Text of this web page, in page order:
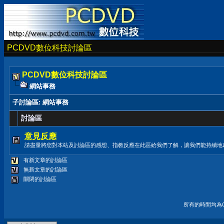
PCDVD數位科技討論區
PCDVD數位科技討論區
網站事務
子討論區: 網站事務
討論區
意見反應
請盡量將您對本站及討論區的感想、指教反應在此區給我們了解，讓我們能持續
有新文章的討論區
無新文章的討論區
關閉的討論區
所有的時間均為